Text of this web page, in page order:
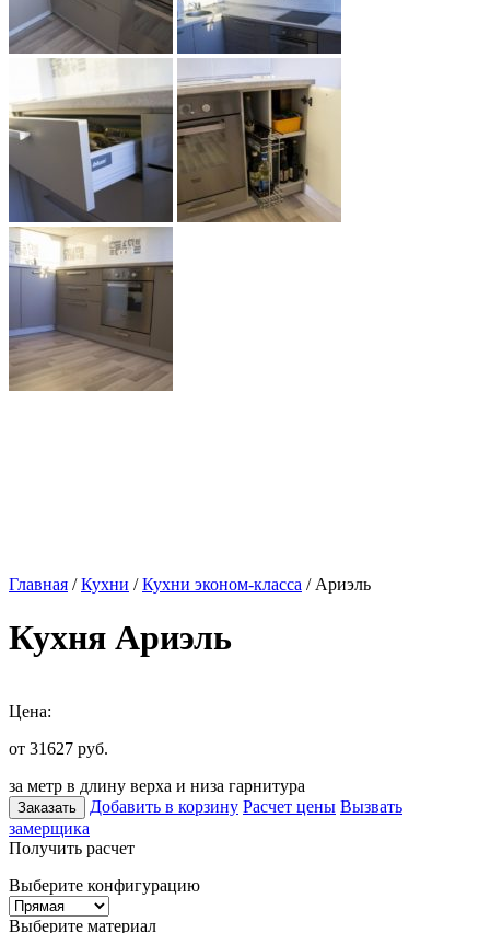
Главная /Кухни /Кухни эконом-класса / Ариэль
Кухня Ариэль
Цена:
от 31627 руб.
за метр в длину верха и низа гарнитура
Заказать Добавить в корзину Расчет цены Вызвать
замерщика
Получить расчет
Выберите конфигурацию
Выберите материал